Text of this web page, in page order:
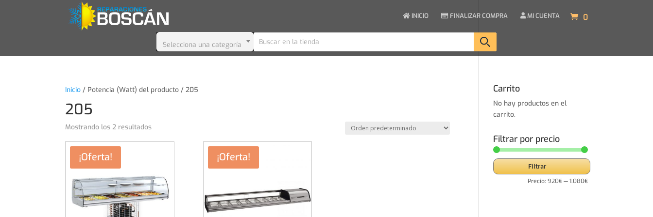
INICIO FINALIZAR COMPRA MI CUENTA 0
Selecciona una categoría
Inicio / Potencia (Watt) del producto / 205
205
Mostrando los 2 resultados
¡Oferta! ¡Oferta!
Carrito
No hay productos en el
carrito.
Filtrar por precio
Precio
mínimo
Precio
máximo
Filtrar
Precio: 920€—1.080€